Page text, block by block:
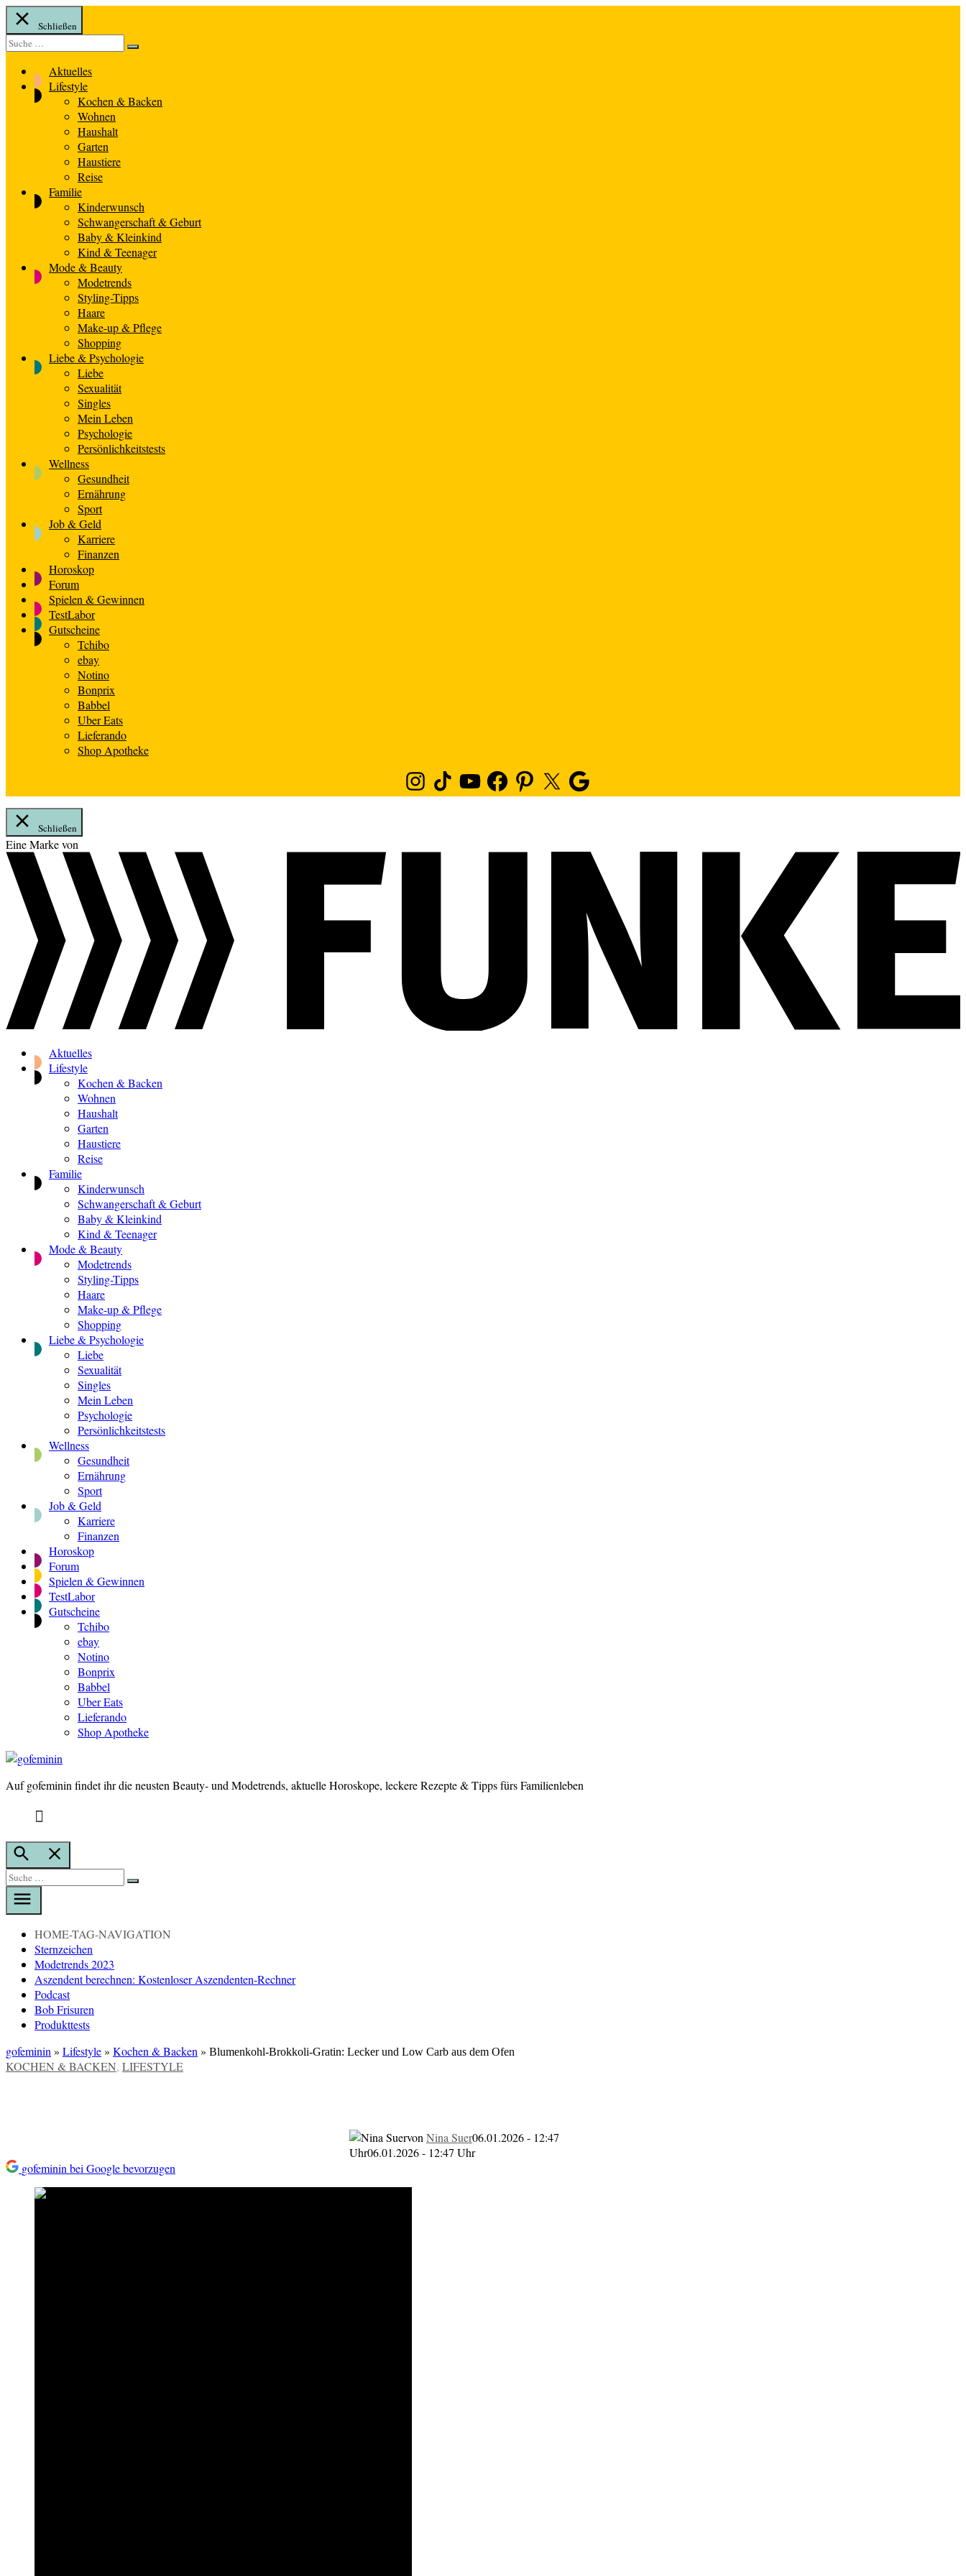
Schließen
Suche
nach:
Suche
Aktuelles
Lifestyle
Kochen & Backen
Wohnen
Haushalt
Garten
Haustiere
Reise
Familie
Kinderwunsch
Schwangerschaft & Geburt
Baby & Kleinkind
Kind & Teenager
Mode & Beauty
Modetrends
Styling-Tipps
Haare
Make-up & Pflege
Shopping
Liebe & Psychologie
Liebe
Sexualität
Singles
Mein Leben
Psychologie
Persönlichkeitstests
Wellness
Gesundheit
Ernährung
Sport
Job & Geld
Karriere
Finanzen
Horoskop
Forum
Spielen & Gewinnen
TestLabor
Gutscheine
Tchibo
ebay
Notino
Bonprix
Babbel
Uber Eats
Lieferando
Shop Apotheke
InstagramTikTokYoutubeFacebookPinterestTwitterGoogle
News
Schließen
Zum
Inhalt
springen
Eine Marke von
Aktuelles
Lifestyle
Kochen & Backen
Wohnen
Haushalt
Garten
Haustiere
Reise
Familie
Kinderwunsch
Schwangerschaft & Geburt
Baby & Kleinkind
Kind & Teenager
Mode & Beauty
Modetrends
Styling-Tipps
Haare
Make-up & Pflege
Shopping
Liebe & Psychologie
Liebe
Sexualität
Singles
Mein Leben
Psychologie
Persönlichkeitstests
Wellness
Gesundheit
Ernährung
Sport
Job & Geld
Karriere
Finanzen
Horoskop
Forum
Spielen & Gewinnen
TestLabor
Gutscheine
Tchibo
ebay
Notino
Bonprix
Babbel
Uber Eats
Lieferando
Shop Apotheke
gofeminin
Auf gofeminin findet ihr die neusten Beauty- und Modetrends, aktuelle Horoskope, leckere Rezepte & Tipps fürs Familienleben
Suche
öffnen
Suche
nach:
Suche
HOME-TAG-NAVIGATION
Sternzeichen
Modetrends 2023
Aszendent berechnen: Kostenloser Aszendenten-Rechner
Podcast
Bob Frisuren
Produkttests
gofeminin » Lifestyle» Kochen & Backen » Blumenkohl-Brokkoli-Gratin: Lecker und Low Carb aus dem Ofen
VERÖFFENTLICHT
KOCHEN & BACKEN, LIFESTYLE
von Nina Suer06.01.2026 - 12:47
Uhr06.01.2026 - 12:47 Uhr
gofeminin bei Google bevorzugen